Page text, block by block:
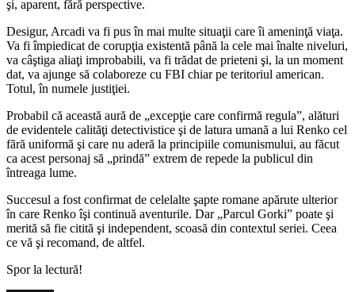
şi, aparent, fără perspective.
Desigur, Arcadi va fi pus în mai multe situaţii care îi ameninţă viaţa.
Va fi împiedicat de corupţia existentă până la cele mai înalte niveluri,
va câştiga aliaţi improbabili, va fi trădat de prieteni şi, la un moment
dat, va ajunge să colaboreze cu FBI chiar pe teritoriul american.
Totul, în numele justiţiei.
Probabil că această aură de „excepţie care confirmă regula”, alături
de evidentele calităţi detectivistice şi de latura umană a lui Renko cel
fără uniformă şi care nu aderă la principiile comunismului, au făcut
ca acest personaj să „prindă” extrem de repede la publicul din
întreaga lume.
Succesul a fost confirmat de celelalte şapte romane apărute ulterior
în care Renko îşi continuă aventurile. Dar „Parcul Gorki” poate şi
merită să fie citită şi independent, scoasă din contextul seriei. Ceea
ce vă şi recomand, de altfel.
Spor la lectură!